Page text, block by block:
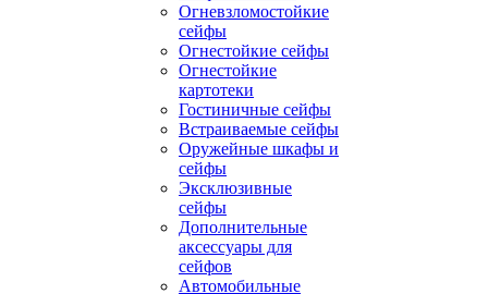
Огневзломостойкие
сейфы
Огнестойкие сейфы
Огнестойкие
картотеки
Гостиничные сейфы
Встраиваемые сейфы
Оружейные шкафы и
сейфы
Эксклюзивные
сейфы
Дополнительные
аксессуары для
сейфов
Автомобильные